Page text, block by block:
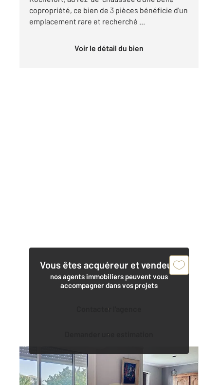
copropriété, ce bien de 3 pièces bénéficie d'un
emplacement rare et recherché ...
Voir le détail du bien
Vous êtes acquéreur et vendeur,
nos agents immobiliers peuvent vous
accompagner dans vos projets
Contacter l'agence
Demander une estimation
ROCHEFORT 17
, 5 pièces
Ref : 1723